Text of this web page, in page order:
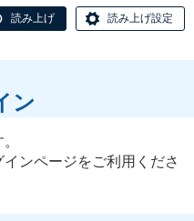
読み上げ 読み上げ設定
ン
ンページをご利用くださ